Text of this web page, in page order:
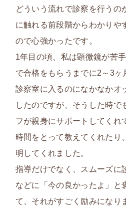
どういう流れで診察を行うの
に触れる前段階からわかりや
ので心強かったです。
1年目の頃、私は顕微鏡が苦
で合格をもらうまでに2～3ヶ
診察室に入るのになかなかオ
したのですが、そうした時で
フが親身にサポート してくれ
時間をとって教えてくれたり
明してくれました。
指導だけでなく、スムーズに
などに「今の良かったよ」と
て、それがすごく励みになり